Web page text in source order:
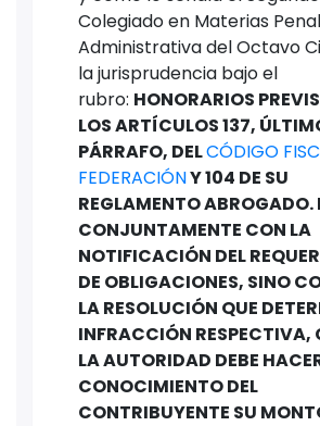
Colegiado en Materias
Administrativa del Octavo
la jurisprudencia bajo el
rubro: HONORARIOS
LOS ARTÍCULOS 137,
PÁRRAFO, DELCÓDIGO
FEDERACIÓNY 104 DE SU
REGLAMENTO ABROGADO.
CONJUNTAMENTE CON LA
NOTIFICACIÓN DEL
DE OBLIGACIONES, SINO
LA RESOLUCIÓN QUE
INFRACCIÓN RESPECTIVA,
LA AUTORIDAD DEBE
CONOCIMIENTO DEL
CONTRIBUYENTE SU